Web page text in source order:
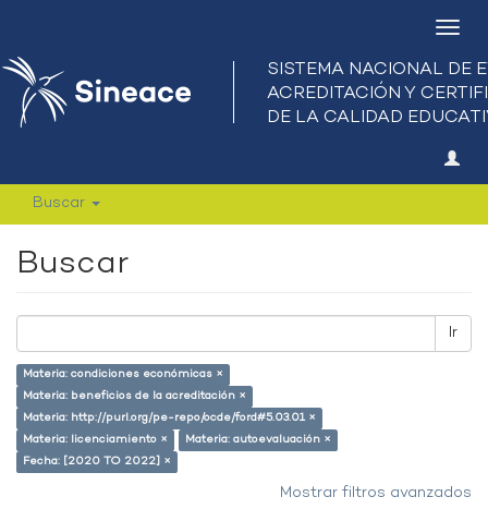
Buscar
Buscar
Ir
Materia: condiciones económicas ×
Materia: beneficios de la acreditación ×
Materia: http://purl.org/pe-repo/ocde/ford#5.03.01 ×
Materia: licenciamiento ×
Materia: autoevaluación ×
Fecha: [2020 TO 2022] ×
Mostrar filtros avanzados